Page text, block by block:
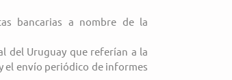
bancarias a nombre de la
del Uruguay que referían a la
el envío periódico de informes